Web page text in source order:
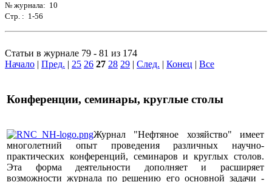
№ журнала: 10
Стр. : 1-56
Статьи в журнале 79 - 81 из 174
Начало | Пред. | 25 26 27 28 29 | След. | Конец | Все
Конференции, семинары, круглые столы
Журнал "Нефтяное хозяйство" имеет
многолетний опыт проведения различных научно-
практических конференций, семинаров и круглых столов.
Эта форма деятельности дополняет и расширяет
возможности журнала по решению его основной задачи -